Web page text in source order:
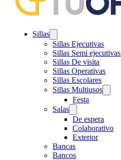
Sillas
Sillas Ejecutivas
Sillas Semi ejecutivas
Sillas De visita
Sillas Operativas
Sillas Escolares
Sillas Multiusos
Festa
Salas
De espera
Colaborativo
Exterior
Bancas
Bancos